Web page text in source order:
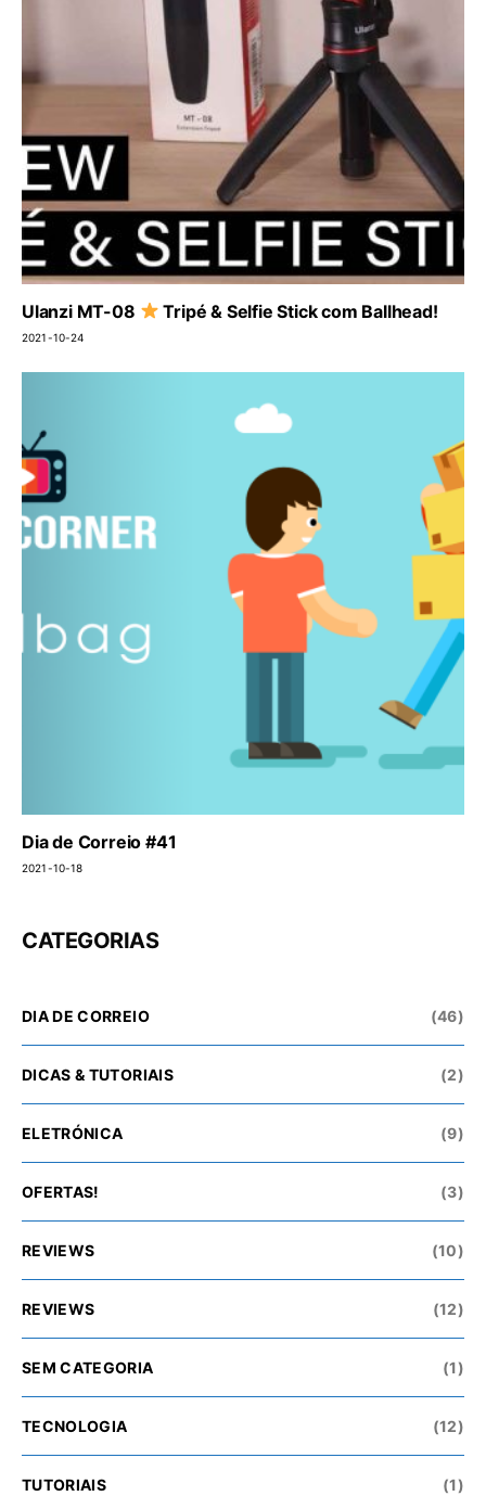
Ulanzi MT-08 Tripé & Selfie Stick com Ballhead!
2021-10-24
Dia de Correio #41
2021-10-18
CATEGORIAS
DIA DE CORREIO (46)
DICAS & TUTORIAIS (2)
ELETRÓNICA (9)
OFERTAS! (3)
REVIEWS (10)
REVIEWS (12)
SEM CATEGORIA (1)
TECNOLOGIA (12)
TUTORIAIS (1)